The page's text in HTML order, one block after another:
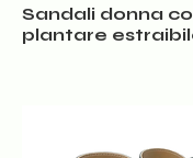
Sandali donna
plantare